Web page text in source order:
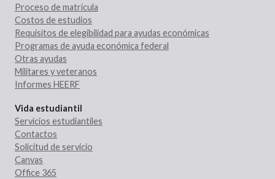
Proceso de matrícula
Costos de estudios
Requisitos de elegibilidad para ayudas económicas
Programas de ayuda económica federal
Otras ayudas
Militares y veteranos
Informes HEERF
Vida estudiantil
Servicios estudiantiles
Contactos
Solicitud de servicio
Canvas
Office 365